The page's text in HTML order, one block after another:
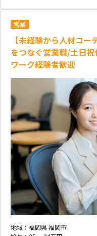
営業
【未経験から人材コ
をつなぐ営業職/土日
ワーク経験者歓迎
地域： 福岡県 福岡市